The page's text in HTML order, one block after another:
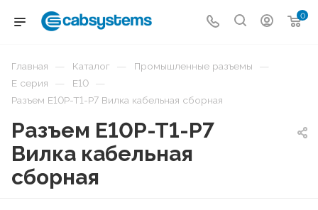
0
Главная — Каталог — Промышленные разъемы —
E серия — E10 —
Разъем E10P-T1-P7 Вилка кабельная сборная
Разъем E10P-T1-P7
Вилка кабельная
сборная